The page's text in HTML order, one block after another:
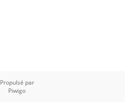
Propulsé par
Piwigo